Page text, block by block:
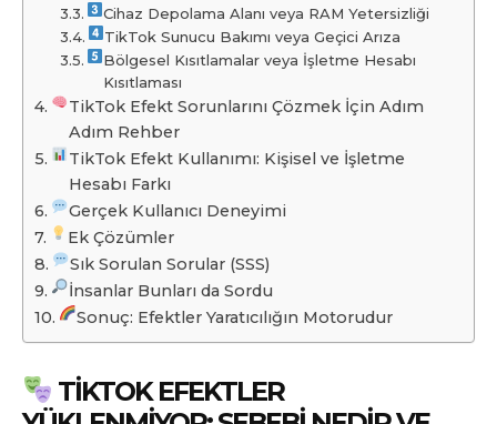
Cihaz Depolama Alanı veya RAM Yetersizliği
TikTok Sunucu Bakımı veya Geçici Arıza
Bölgesel Kısıtlamalar veya İşletme Hesabı
Kısıtlaması
TikTok Efekt Sorunlarını Çözmek İçin Adım
Adım Rehber
TikTok Efekt Kullanımı: Kişisel ve İşletme
Hesabı Farkı
Gerçek Kullanıcı Deneyimi
Ek Çözümler
Sık Sorulan Sorular (SSS)
İnsanlar Bunları da Sordu
Sonuç: Efektler Yaratıcılığın Motorudur
TIKTOK EFEKTLER